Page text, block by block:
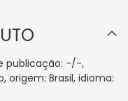
publicação: -/-,
origem: Brasil, idioma: